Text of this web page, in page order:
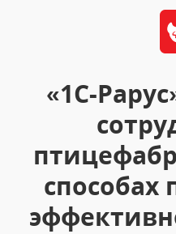
«1С-